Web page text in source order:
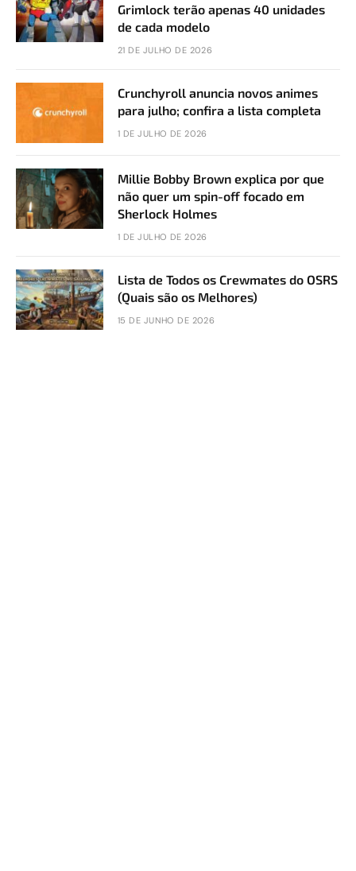
Grimlock terão apenas 40 unidades
de cada modelo
21 DE JULHO DE 2026
Crunchyroll anuncia novos animes
para julho; confira a lista completa
1 DE JULHO DE 2026
Millie Bobby Brown explica por que
não quer um spin-off focado em
Sherlock Holmes
1 DE JULHO DE 2026
Lista de Todos os Crewmates do OSRS
(Quais são os Melhores)
15 DE JUNHO DE 2026